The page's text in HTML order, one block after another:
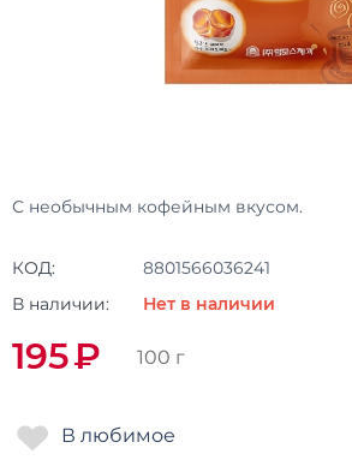
С необычным кофейным вкусом.
КОД:
8801566036241
В наличии:
Нет в наличии
195₽ 100 г